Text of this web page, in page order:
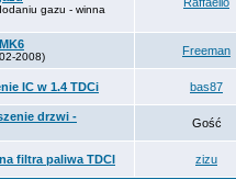
gazu - winna
2008) Freeman
IC w 1.4 TDCi bas87
drzwi -
Gość
filtra paliwa TDCI zizu